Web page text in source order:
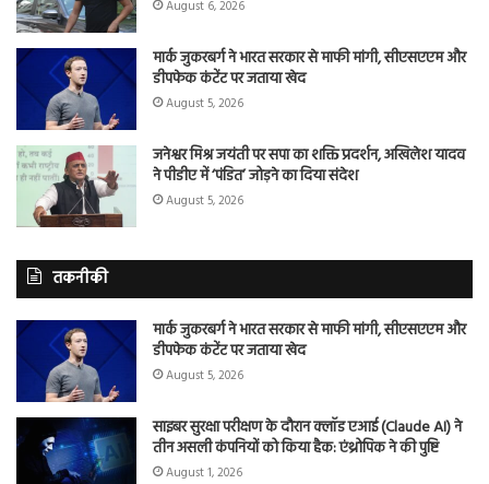
August 6, 2026
मार्क जुकरबर्ग ने भारत सरकार से माफी मांगी, सीएसएएम और
डीपफेक कंटेंट पर जताया खेद
August 5, 2026
जनेश्वर मिश्र जयंती पर सपा का शक्ति प्रदर्शन, अखिलेश यादव
ने पीडीए में ‘पंडित’ जोड़ने का दिया संदेश
August 5, 2026
तकनीकी
मार्क जुकरबर्ग ने भारत सरकार से माफी मांगी, सीएसएएम और
डीपफेक कंटेंट पर जताया खेद
August 5, 2026
साइबर सुरक्षा परीक्षण के दौरान क्लॉड एआई (Claude AI) ने
तीन असली कंपनियों को किया हैक: एंथ्रोपिक ने की पुष्टि
August 1, 2026